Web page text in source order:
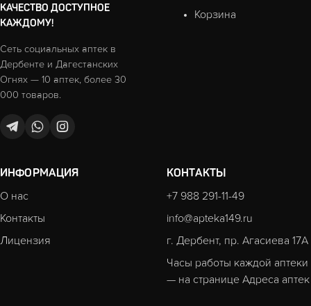
КАЧЕСТВО ДОСТУПНОЕ
КАЖДОМУ!
Сеть социальных аптек в
Дербенте и Дагестанских
Огнях — 10 аптек, более 30
000 товаров.
Корзина
ИНФОРМАЦИЯ
О нас
Контакты
Лицензия
КОНТАКТЫ
+7 988 291-11-49
info@apteka149.ru
г. Дербент, пр. Агасиева 17А
Часы работы каждой аптеки
— на странице Адреса аптек